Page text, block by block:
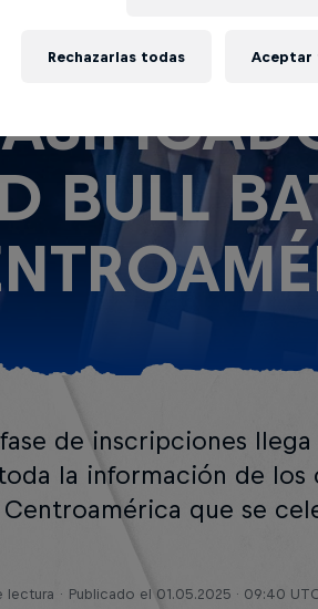
A
BULL
de inscripciones
la información de los
que se
lectura Publicado el 01.05.2025 · 09:40
Rechazarlas todas Aceptar